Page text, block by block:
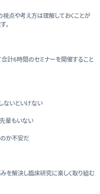
視点や考え方は理解しておくことが
。
計6時間のセミナーを開催すること
ないといけない
輩もいない
か不安だ
を解決し臨床研究に楽しく取り組む